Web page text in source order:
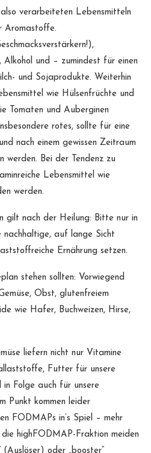
verarbeiteten Lebensmitteln
Aromastoffe.
Alkohol und – zumindest für einen
und Sojaprodukte. Weiterhin
wie Hülsenfrüchte und
Tomaten und Auberginen
rotes, sollte für eine
nach einem gewissen Zeitraum
werden. Bei der Tendenz zu
Lebensmittel wie
werden.
gilt nach der Heilung: Bitte nur in
auf lange Sicht
Ernährung setzen.
stehen sollten: Vorwiegend
Obst, glutenfreiem
wie Hafer, Buchweizen, Hirse,
liefern nicht nur Vitamine
Futter für unsere
in Folge auch für unsere
Punkt kommen leider
FODMAPs in’s Spiel – mehr
highFODMAP-Fraktion meiden
oder „booster“